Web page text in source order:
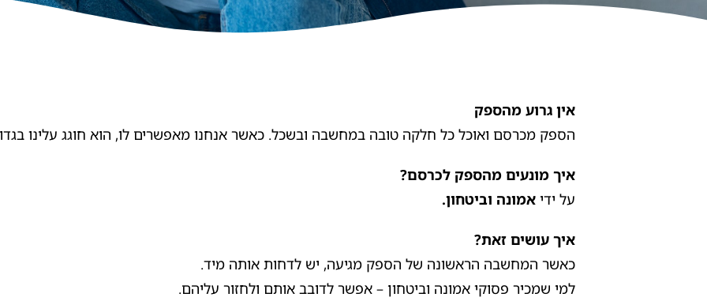
אין גרוע מהספק
הספק מכרסם ואוכל כל חלקה טובה במחשבה ובשכל. כאשר אנחנו מאפשרים לו, הוא חוגג עלינו
איך מונעים מהספק לכרסם?
על ידי אמונה וביטחון.
איך עושים זאת?
כאשר המחשבה הראשונה של הספק מגיעה, יש לדחות אותה מיד.
למי שמכיר פסוקי אמונה וביטחון – אפשר לדובב אותם ולחזור עליהם.